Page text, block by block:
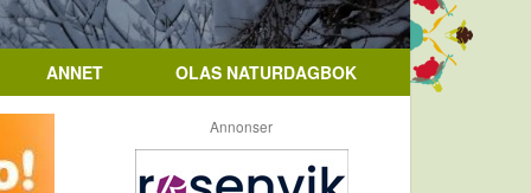
ANNET OLAS NATURDAGBOK
Annonser